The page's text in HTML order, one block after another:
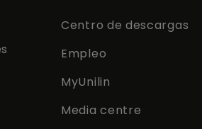
Centro de descargas
Empleo
MyUnilin
Media centre